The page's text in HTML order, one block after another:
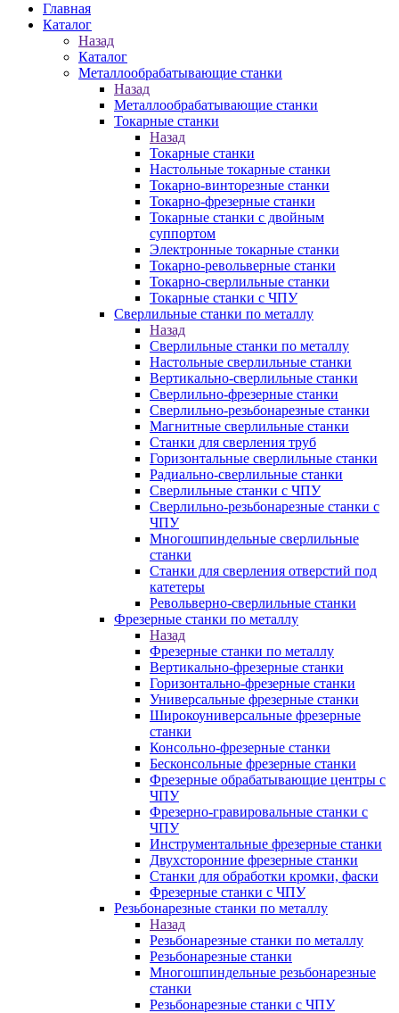
Главная
Каталог
Назад
Каталог
Металлообрабатывающие станки
Назад
Металлообрабатывающие станки
Токарные станки
Назад
Токарные станки
Настольные токарные станки
Токарно-винторезные станки
Токарно-фрезерные станки
Токарные станки с двойным
суппортом
Электронные токарные станки
Токарно-револьверные станки
Токарно-сверлильные станки
Токарные станки с ЧПУ
Сверлильные станки по металлу
Назад
Сверлильные станки по металлу
Настольные сверлильные станки
Вертикально-сверлильные станки
Сверлильно-фрезерные станки
Сверлильно-резьбонарезные станки
Магнитные сверлильные станки
Станки для сверления труб
Горизонтальные сверлильные станки
Радиально-сверлильные станки
Сверлильные станки с ЧПУ
Сверлильно-резьбонарезные станки с
ЧПУ
Многошпиндельные сверлильные
станки
Станки для сверления отверстий под
катетеры
Револьверно-сверлильные станки
Фрезерные станки по металлу
Назад
Фрезерные станки по металлу
Вертикально-фрезерные станки
Горизонтально-фрезерные станки
Универсальные фрезерные станки
Широкоуниверсальные фрезерные
станки
Консольно-фрезерные станки
Бесконсольные фрезерные станки
Фрезерные обрабатывающие центры с
ЧПУ
Фрезерно-гравировальные станки с
ЧПУ
Инструментальные фрезерные станки
Двухсторонние фрезерные станки
Станки для обработки кромки, фаски
Фрезерные станки с ЧПУ
Резьбонарезные станки по металлу
Назад
Резьбонарезные станки по металлу
Резьбонарезные станки
Многошпиндельные резьбонарезные
станки
Резьбонарезные станки с ЧПУ